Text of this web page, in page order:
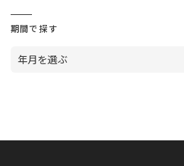
期間で探す
年月を選ぶ